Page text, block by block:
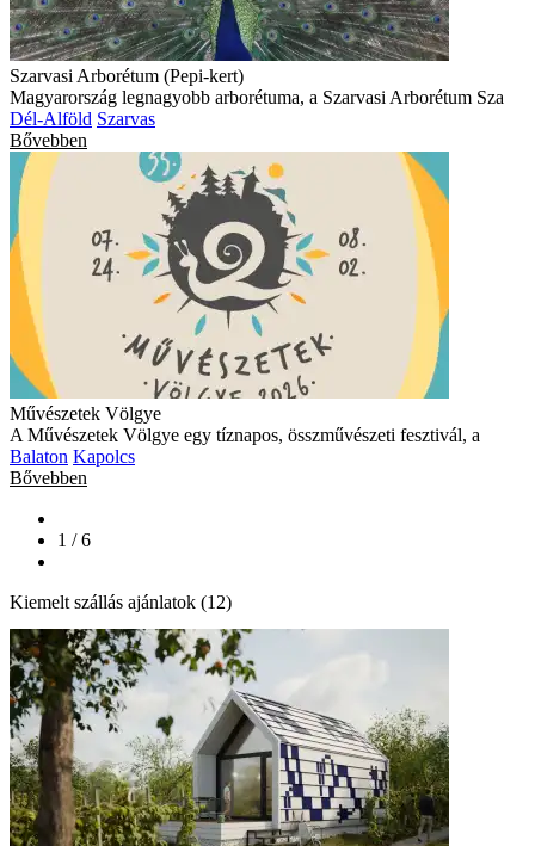
Szarvasi Arborétum (Pepi-kert)
Magyarország legnagyobb arborétuma, a Szarvasi Arborétum Sza
Dél-Alföld Szarvas
Bővebben
Művészetek Völgye
A Művészetek Völgye egy tíznapos, összművészeti fesztivál, a
Balaton Kapolcs
Bővebben
1 / 6
Kiemelt szállás ajánlatok (12)